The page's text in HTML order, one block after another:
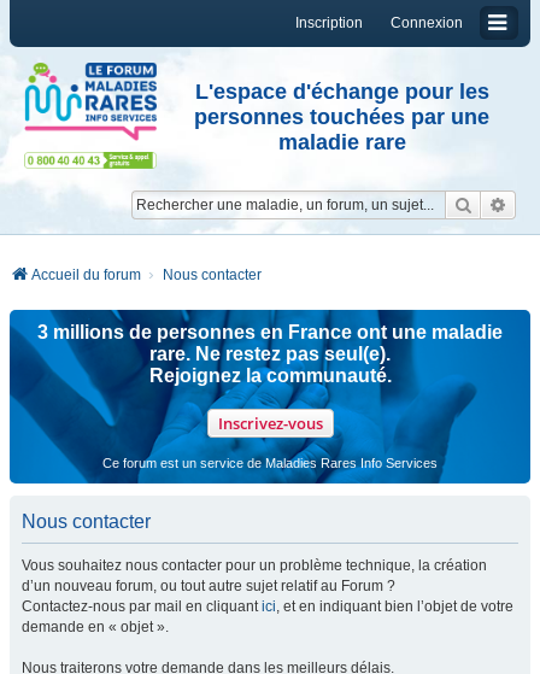
Connexion
Inscription
L'espace d'échange pour les
personnes touchées par une
maladie rare
Accueil du forum Nous contacter
3 millions de personnes en France ont une maladie
rare. Ne restez pas seul(e).
Rejoignez la communauté.
Inscrivez-vous
Ce forum est un service de Maladies Rares Info Services
Nous contacter
Vous souhaitez nous contacter pour un problème technique, la création
d’un nouveau forum, ou tout autre sujet relatif au Forum ?
Contactez-nous par mail en cliquantici, et en indiquant bien l’objet de votre
demande en « objet ».
Nous traiterons votre demande dans les meilleurs délais.